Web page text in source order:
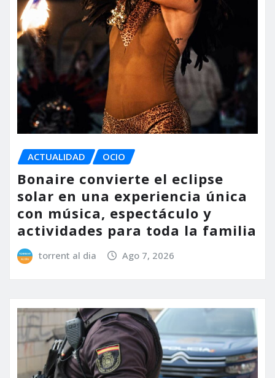
ACTUALIDAD OCIO
Bonaire convierte el eclipse
solar en una experiencia única
con música, espectáculo y
actividades para toda la familia
torrent al dia Ago 7, 2026